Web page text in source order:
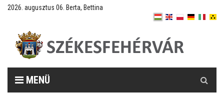
2026. augusztus 06. Berta, Bettina
MENÜ